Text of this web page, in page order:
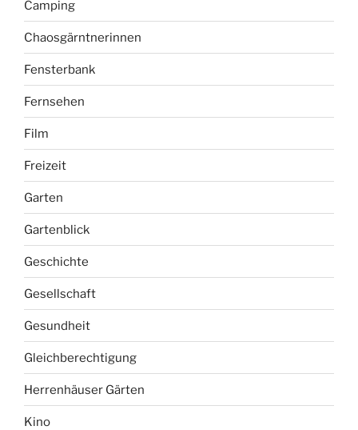
Camping
Chaosgärntnerinnen
Fensterbank
Fernsehen
Film
Freizeit
Garten
Gartenblick
Geschichte
Gesellschaft
Gesundheit
Gleichberechtigung
Herrenhäuser Gärten
Kino